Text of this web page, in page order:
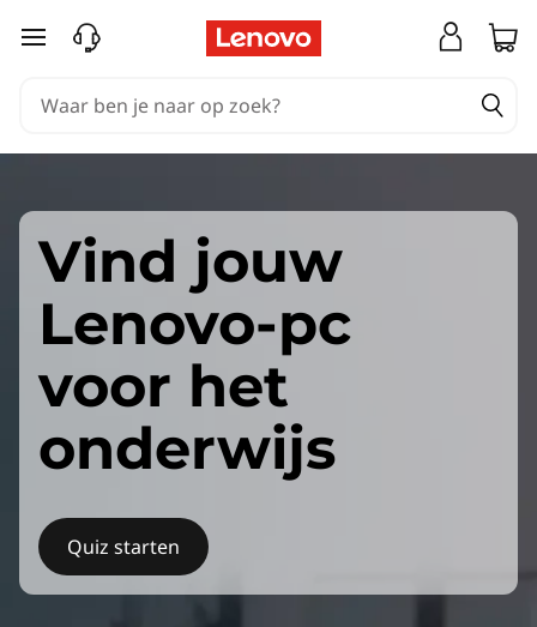
Ga naar de hoofdinhoud
Vind jouw
Lenovo-pc
voor het
onderwijs
Quiz starten